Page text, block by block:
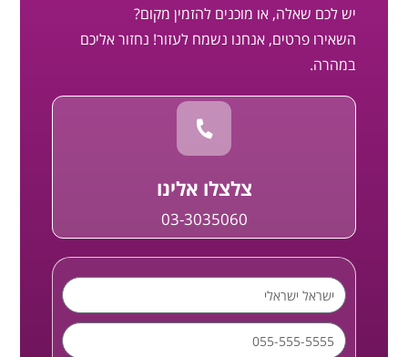
יש לכם שאלה, או מוכנים להזמין מקום?
השאירו פרטים, אנחנו נשמח לעזור! נחזור אליכם
במהרה.
צלצלו אלינו
03-3035060